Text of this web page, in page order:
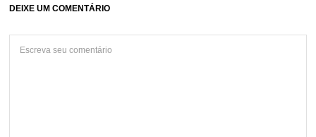
DEIXE UM COMENTÁRIO